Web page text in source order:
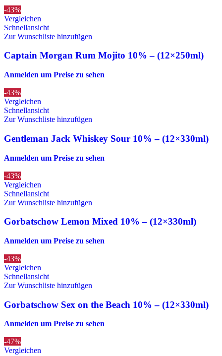
-43%
Vergleichen
Schnellansicht
Zur Wunschliste hinzufügen
Captain Morgan Rum Mojito 10% – (12×250ml)
Anmelden um Preise zu sehen
-43%
Vergleichen
Schnellansicht
Zur Wunschliste hinzufügen
Gentleman Jack Whiskey Sour 10% – (12×330ml)
Anmelden um Preise zu sehen
-43%
Vergleichen
Schnellansicht
Zur Wunschliste hinzufügen
Gorbatschow Lemon Mixed 10% – (12×330ml)
Anmelden um Preise zu sehen
-43%
Vergleichen
Schnellansicht
Zur Wunschliste hinzufügen
Gorbatschow Sex on the Beach 10% – (12×330ml)
Anmelden um Preise zu sehen
-47%
Vergleichen